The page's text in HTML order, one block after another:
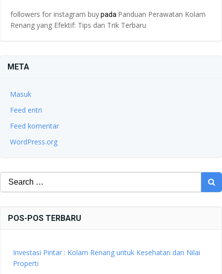
followers for instagram buypada Panduan Perawatan Kolam
Renang yang Efektif: Tips dan Trik Terbaru
META
Masuk
Feed entri
Feed komentar
WordPress.org
Search
for:
POS-POS TERBARU
Investasi Pintar : Kolam Renang untuk Kesehatan dan Nilai
Properti